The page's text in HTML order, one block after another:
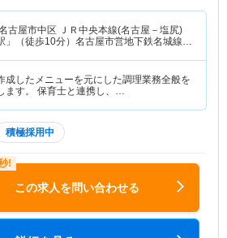
古屋市中区 ＪＲ中央本線(名古屋－塩尻)
」（徒歩10分）名古屋市営地下鉄名城線
成したメニューを元にした調理業務全般を
ます。 保育士と連携し、…
積極採用中
この求人を問い合わせる